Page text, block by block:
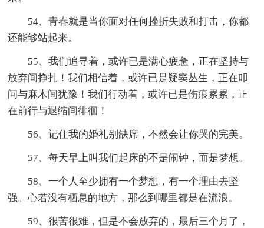
54、青春就是当你面对任何挫折失败和打击，你都
还能够站起来。
55、我们追寻着，或许已是满心疲惫，正在坚持与
放弃间挣扎！我们相信着，或许已是疑窦丛生，正在叩
问与麻木间犹豫！我们行动着，或许已是伤痕累累，正
在前行与退缩间徘徊！
56、记住我的婚礼别缺席，不然会让你哭的完美。
57、每天早上叫我们起床的不是闹钟，而是梦想。
58、一个人至少拥有一个梦想，有一个理由去坚
强。心若没有栖息的地方，那么到哪里都是在流浪。
59、很苦很难，但是不会放弃的，最后三个月了，